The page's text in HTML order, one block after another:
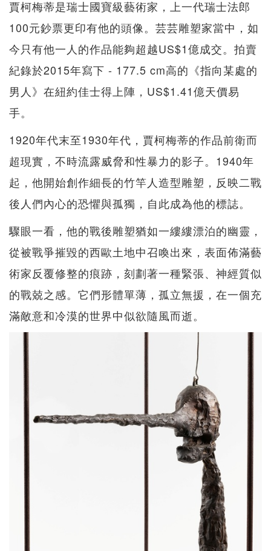
賈柯梅蒂是瑞士國寶級藝術家，上一代瑞士法郎
100元鈔票更印有他的頭像。芸芸雕塑家當中，如
今只有他一人的作品能夠超越US$1億成交。拍賣
紀錄於2015年寫下 - 177.5 cm高的《指向某處的
男人》在紐約佳士得上陣，US$1.41億天價易
手。
1920年代末至1930年代，賈柯梅蒂的作品前衛而
超現實，不時流露威脅和性暴力的影子。1940年
起，他開始創作細長的竹竿人造型雕塑，反映二戰
後人們內心的恐懼與孤獨，自此成為他的標誌。
驟眼一看，他的戰後雕塑猶如一縷縷漂泊的幽靈，
從被戰爭摧毀的西歐土地中召喚出來，表面佈滿藝
術家反覆修整的痕跡，刻劃著一種緊張、神經質似
的戰兢之感。它們形體單薄，孤立無援，在一個充
滿敵意和冷漠的世界中似欲隨風而逝。